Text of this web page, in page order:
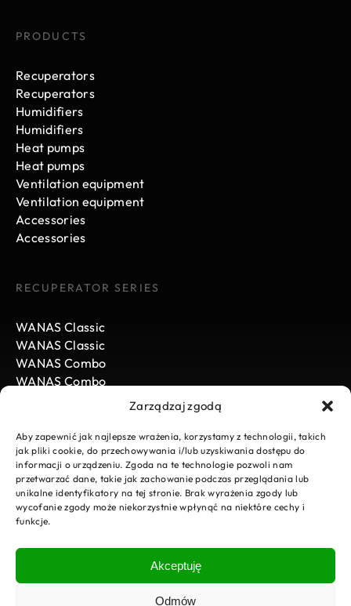
Zarządzaj zgodą
Aby zapewnić jak najlepsze wrażenia, korzystamy z technologii, takich
jak pliki cookie, do przechowywania i/lub uzyskiwania dostępu do
informacji o urządzeniu. Zgoda na te technologie pozwoli nam
przetwarzać dane, takie jak zachowanie podczas przeglądania lub
unikalne identyfikatory na tej stronie. Brak wyrażenia zgody lub
wycofanie zgody może niekorzystnie wpłynąć na niektóre cechy i
funkcje.
Akceptuję
Odmów
Contact us, we will be happy to advise
you which choice will bring you the
most benefits.
PRODUCTS
Recuperators
Recuperators
Humidifiers
Humidifiers
Heat pumps
Heat pumps
Ventilation equipment
Ventilation equipment
Accessories
Accessories
RECUPERATOR SERIES
WANAS Classic
WANAS Classic
WANAS Combo
WANAS Combo
WANAS
News
Carrier
Service request